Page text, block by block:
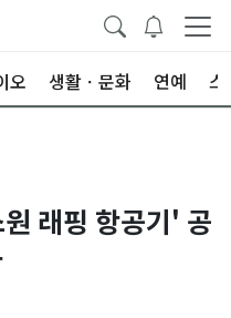
오 생활ㆍ문화 연예 스
래핑 항공기' 공